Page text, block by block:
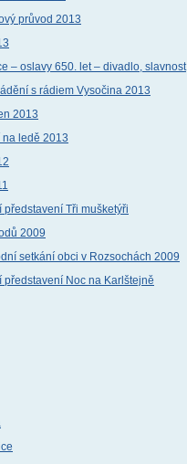
průvod 2013
– oslavy 650. let – divadlo, slavnost
s rádiem Vysočina 2013
2013
na ledě 2013
představení Tři mušketýři
2009
setkání obci v Rozsochách 2009
představení Noc na Karlštejně